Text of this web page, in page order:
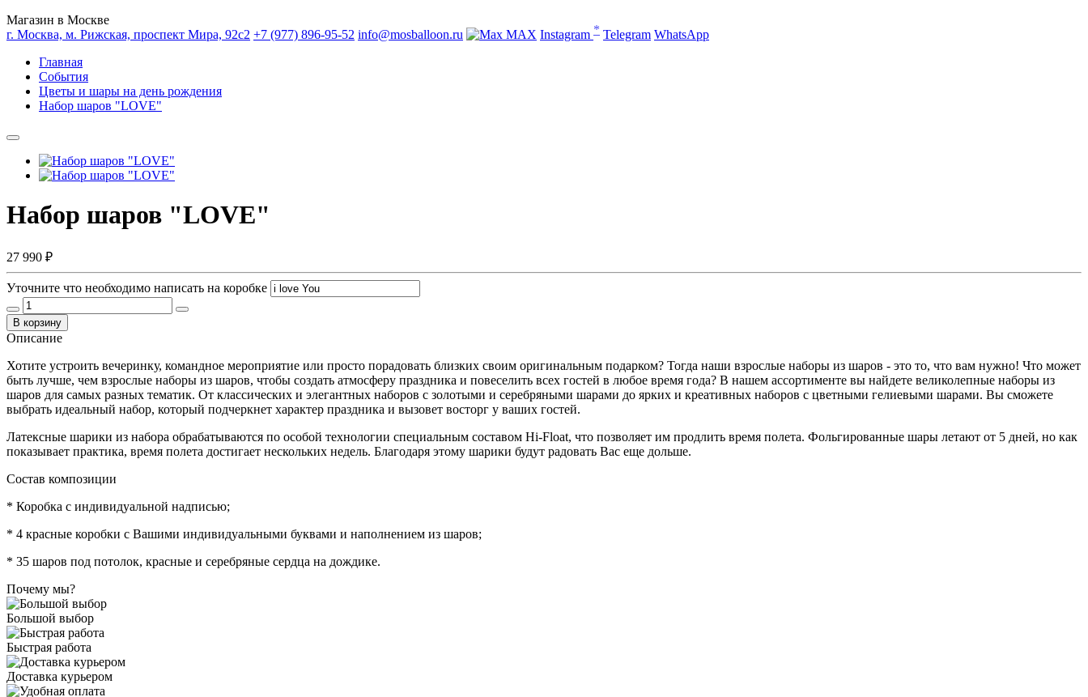
Магазин в Москве
г. Москва, м. Рижская, проспект Мира, 92с2 +7 (977) 896-95-52 info@mosballoon.ru MAX Instagram * Telegram WhatsApp
Главная
События
Цветы и шары на день рождения
Набор шаров "LOVE"
Набор шаров "LOVE"
27 990 ₽
Уточните что необходимо написать на коробке
В корзину
Описание
Хотите устроить вечеринку, командное мероприятие или просто порадовать близких своим оригинальным подарком? Тогда наши взрослые наборы из шаров - это то, что вам нужно! Что может
быть лучше, чем взрослые наборы из шаров, чтобы создать атмосферу праздника и повеселить всех гостей в любое время года? В нашем ассортименте вы найдете великолепные наборы из
шаров для самых разных тематик. От классических и элегантных наборов с золотыми и серебряными шарами до ярких и креативных наборов с цветными гелиевыми шарами. Вы сможете
выбрать идеальный набор, который подчеркнет характер праздника и вызовет восторг у ваших гостей.
Латексные шарики из набора обрабатываются по особой технологии специальным составом Hi-Float, что позволяет им продлить время полета. Фольгированные шары летают от 5 дней, но как
показывает практика, время полета достигает нескольких недель. Благодаря этому шарики будут радовать Вас еще дольше.
Состав композиции
* Коробка с индивидуальной надписью;
* 4 красные коробки с Вашими индивидуальными буквами и наполнением из шаров;
* 35 шаров под потолок, красные и серебряные сердца на дождике.
Почему мы?
Большой выбор
Быстрая работа
Доставка курьером